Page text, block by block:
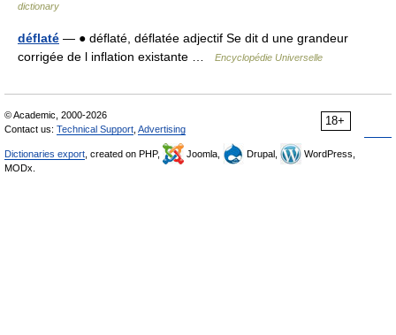
dictionary
déflaté — ● déflaté, déflatée adjectif Se dit d une grandeur
corrigée de l inflation existante …
Encyclopédie Universelle
18+
© Academic, 2000-2026
Contact us: Technical Support Advertising
Dictionaries export , created on PHP, Joomla, Drupal,
WordPress,
MODx.